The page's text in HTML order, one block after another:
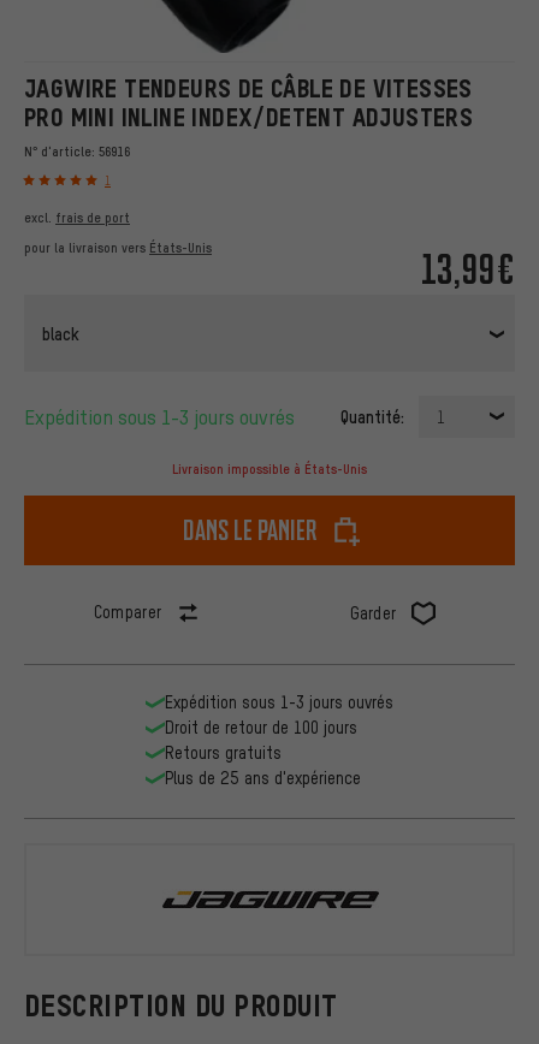
JAGWIRE TENDEURS DE CÂBLE DE VITESSES
PRO MINI INLINE INDEX/DETENT ADJUSTERS
N° d'article: 56916
1
13,99€
excl. frais de port
pour la livraison vers États-Unis
black
Expédition sous 1-3 jours ouvrés Quantité: 1
Livraison impossible à États-Unis
dans le panier
Comparer Garder
DESCRIPTION DU PRODUIT
Expédition sous 1-3 jours ouvrés
Droit de retour de 100 jours
Retours gratuits
Plus de 25 ans d'expérience